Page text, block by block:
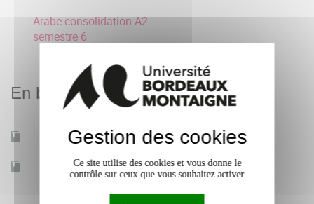
Arabe consolidation A2
semestre 6
En bref
Mobilité d'études Oui
Accessible à distance Non
Gestion des cookies
Ce site utilise des cookies et vous donne le
contrôle sur ceux que vous souhaitez activer